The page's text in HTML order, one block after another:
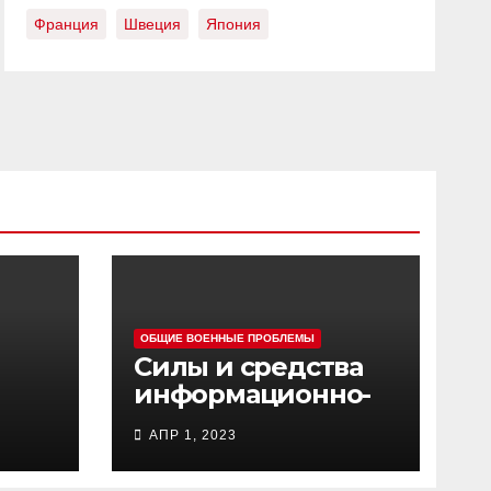
Франция Швеция Япония
ОБЩИЕ ВОЕННЫЕ ПРОБЛЕМЫ
Силы и средства
информационно-
психологических
операций
вооруженных сил
АПР 1, 2023